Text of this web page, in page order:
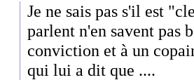
Je ne sais pas s'il est
parlent n'en savent pas
conviction et à un
qui lui a dit que ....